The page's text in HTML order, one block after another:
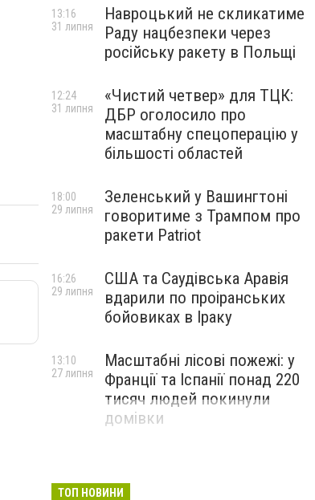
Навроцький не скликатиме
Раду нацбезпеки через
російську ракету в Польщі
13:16
31 липня
«Чистий четвер» для ТЦК:
ДБР оголосило про
масштабну спецоперацію у
більшості областей
12:24
31 липня
Зеленський у Вашингтоні
говоритиме з Трампом про
ракети Patriot
18:00
29 липня
США та Саудівська Аравія
вдарили по проіранських
бойовиках в Іраку
16:26
29 липня
Масштабні лісові пожежі: у
Франції та Іспанії понад 220
тисяч людей покинули
домівки
13:10
27 липня
ТОП НОВИНИ